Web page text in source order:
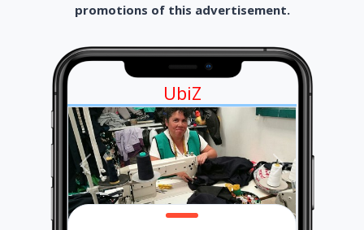
promotions of this advertisement.
UbiZ